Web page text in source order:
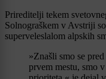
Prireditelji tekem
Solnograškem v Avstriji
superveleslalom alpskih
»Znašli smo se
prvem mestu, smo